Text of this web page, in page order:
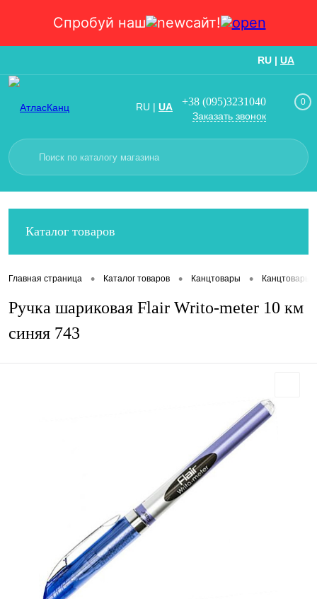
Спробуй наш сайт!
RU | UA
RU | UA +38 (095)3231040
Заказать звонок
0
Каталог товаров
Главная страница • Каталог товаров • Канцтовары • Канцтовары
Ручка шариковая Flair Writo-meter 10 км
синяя 743